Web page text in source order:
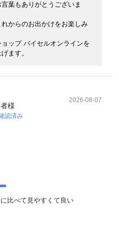
葉もありがとうございま
からのお出かけをお楽しみ
ップ バイセルオンラインを
ます。
様
認済み
2026-08-07
比べて見やすくて良い